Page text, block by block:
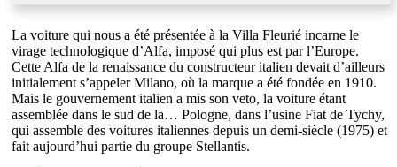
La voiture qui nous a été présentée à la Villa Fleurié incarne le
virage technologique d’Alfa, imposé qui plus est par l’Europe.
Cette Alfa de la renaissance du constructeur italien devait d’ailleurs
initialement s’appeler Milano, où la marque a été fondée en 1910.
Mais le gouvernement italien a mis son veto, la voiture étant
assemblée dans le sud de la… Pologne, dans l’usine Fiat de Tychy,
qui assemble des voitures italiennes depuis un demi-siècle (1975) et
fait aujourd’hui partie du groupe Stellantis.